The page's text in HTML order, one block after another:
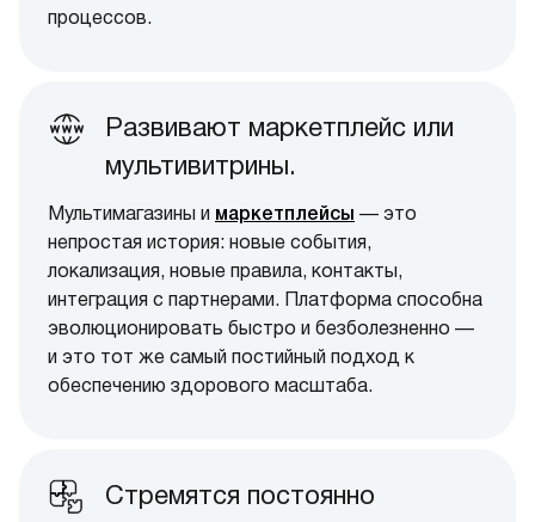
процессов.
Развивают маркетплейс или
мультивитрины.
Мультимагазины и маркетплейсы — это
непростая история: новые события,
локализация, новые правила, контакты,
интеграция с партнерами. Платформа способна
эволюционировать быстро и безболезненно —
и это тот же самый постийный подход к
обеспечению здорового масштаба.
Стремятся постоянно